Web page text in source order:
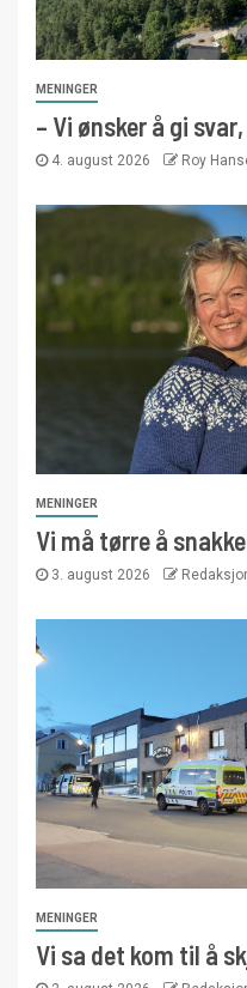
MENINGER
– Vi ønsker å gi
4. august 2026 Roy
MENINGER
Vi må tørre å
3. august 2026
MENINGER
Vi sa det kom til å